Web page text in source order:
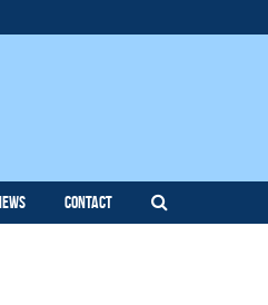
Contact